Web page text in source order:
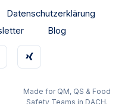
Datenschutzerklärung
Blog
Made for QM, QS & Food
Safety Teams in DACH.